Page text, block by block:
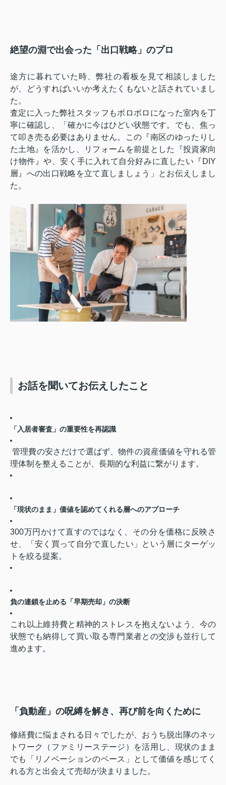
絶望の淵で出会った「出口戦略」のプロ
途方に暮れていた時、弊社の看板を見て相談しました
が、どうすればいいか考えたくもないと話されていまし
た。
査定に入った弊社スタッフもボロボロになった室内を丁
寧に確認し、「確かに今はひどい状態です。でも、焦っ
て叩き売る必要はありません。この『南区のゆったりし
た土地』を活かし、リフォームを前提とした『投資家向
け物件』や、安く手に入れて自分好みに直したい『DIY
層』への出口戦略を立て直しましょう」とお伝えしまし
た。
お話を聞いてお伝えしたこと
「入居者審査」の重要性を再認識
管理費の安さだけで選ばず、物件の資産価値を守れる管
理体制を整えることが、長期的な利益に繋がります。
「現状のまま」価値を認めてくれる層へのアプローチ
300万円かけて直すのではなく、その分を価格に反映さ
せ、「安く買って自分で直したい」という層にターゲッ
トを絞る提案。
負の連鎖を止める「早期売却」の決断
これ以上維持費と精神的ストレスを抱えないよう、今の
状態でも納得して買い取る専門業者との交渉も並行して
進めます。
「負動産」の呪縛を解き、再び前を向くために
修繕費に悩まされる日々でしたが、おうち脱出隊のネッ
トワーク（ファミリーステージ）を活用し、現状のまま
でも「リノベーションのベース」として価値を感じてく
れる方と出会えて売却が決まりました。